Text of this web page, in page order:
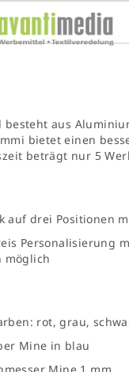
UM DIE
besteht aus
bietet einen
beträgt nur 5
auf drei Positionen
Personalisierung
möglich
rot, grau,
Mine in blau